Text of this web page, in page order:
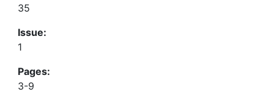
35
Issue:
1
Pages:
3-9